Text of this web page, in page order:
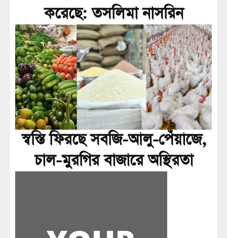
করেছে: তসলিমা নাসরিন
স্বস্তি ফিরছে সবজি-আলু-পেঁয়াজে,
চাল-মুরগির বাজারে অস্থিরতা